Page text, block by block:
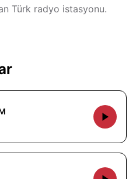
Türk radyo istasyonu.